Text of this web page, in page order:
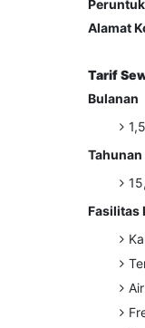
Alamat
Tarif
Bulanan
Tahunan
Fasilitas